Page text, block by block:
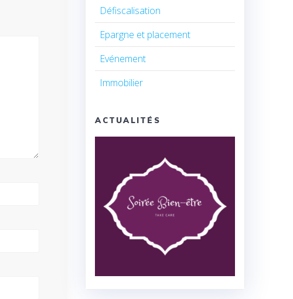
Défiscalisation
Epargne et placement
Evénement
Immobilier
ACTUALITÉS